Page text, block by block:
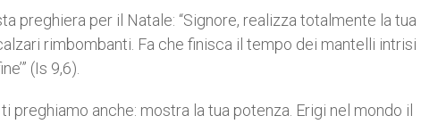
preghiera per il Natale: “Signore, realizza totalmente la tua
rimbombanti. Fa che finisca il tempo dei mantelli intrisi
(Is 9,6).
preghiamo anche: mostra la tua potenza. Erigi nel mondo il